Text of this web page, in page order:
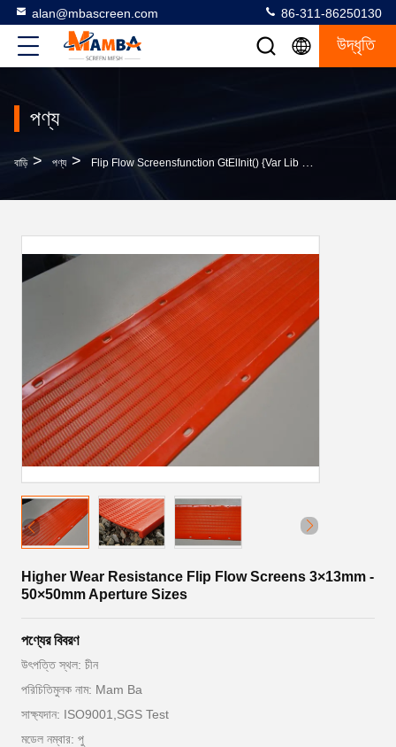
alan@mbascreen.com 86-311-86250130
উদ্ধৃতি
পণ্য
বাড়ি > পণ্য > Flip Flow Screensfunction GtElInit() {var Lib = New Google.translate.TranslateService();lib.translat
Higher Wear Resistance Flip Flow Screens 3×13mm -
50×50mm Aperture Sizes
পণ্যের বিবরণ
উৎপত্তি স্থল: চীন
পরিচিতিমুলক নাম: Mam Ba
সাক্ষ্যদান: ISO9001,SGS Test
মডেল নম্বার: পু